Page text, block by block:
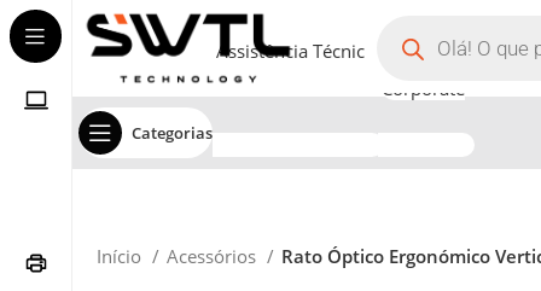
Categorias
Assistência Técnica
Corporate
Início Acessórios Rato Óptico Ergonómico